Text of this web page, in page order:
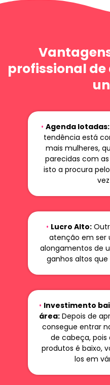
profissional
• Agenda lotadas:
tendência está
mais mulheres,
parecidas com
isto a procura
• Lucro Alto:
atenção em ser
alongamentos de
ganhos altos
• Investimento
área:Depois de
consegue entrar
de cabeça,
produtos é baixo,
los em